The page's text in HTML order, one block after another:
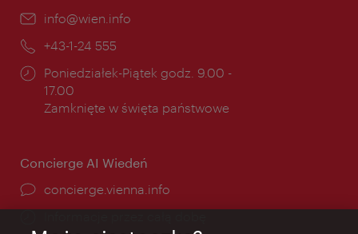
E-
info@wien.info
Telefon:
+43-1-24 555
Godziny
otwarcia:
Poniedziałek-Piątek godz. 9.00 -
17.00
Zamknięte w święta państwowe
Concierge AI Wiedeń
concierge.vienna.info